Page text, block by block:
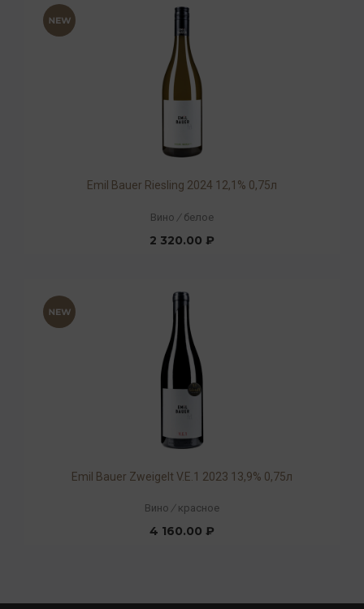
Emil Bauer Riesling 2024 12,1% 0,75л
Вино / белое
2 320.00 ₽
Emil Bauer Zweigelt V.E.1 2023 13,9% 0,75л
Вино / красное
4 160.00 ₽